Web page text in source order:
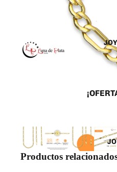
DIJES
Productos